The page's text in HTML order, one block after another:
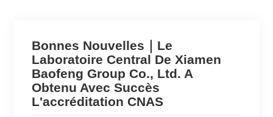
Bonnes Nouvelles｜Le
Laboratoire Central De Xiamen
Baofeng Group Co., Ltd. A
Obtenu Avec Succès
L'accréditation CNAS